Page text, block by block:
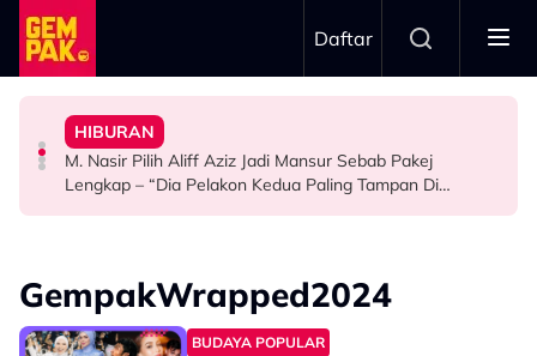
Skip to main content
Daftar
HIBURAN
M. Nasir Pilih Aliff Aziz, Melinda Dadew Hidupkan Kisah
Mansur & Liu
HIBURAN
M. Nasir Pilih Aliff Aziz Jadi Mansur Sebab Pakej
Lengkap – “Dia Pelakon Kedua Paling Tampan Di
GAYA HIDUP
Ramai Masih Bujang Bukan Kerana Memilih Tetapi...
HIBURAN
Impian Yusry Untuk Dikenali Sebagai Penyanyi Rock -
“Bila Saya Cakap Dengan Lisa Nak Buat…”
GempakWrapped2024
BUDAYA POPULAR